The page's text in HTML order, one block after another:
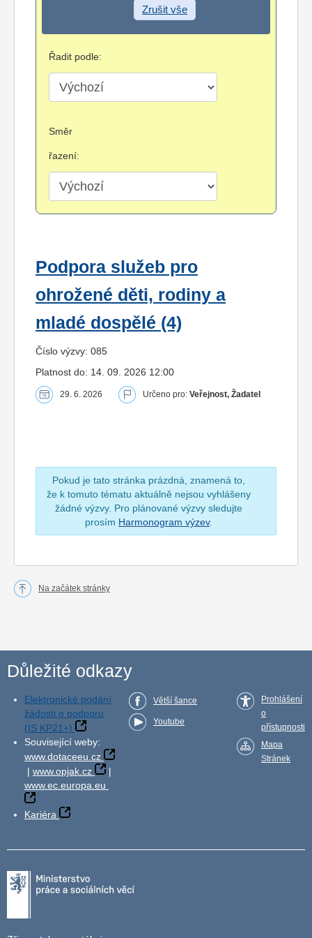
Zrušit vše
Řadit podle:
Směr
řazení:
Podpora služeb pro
ohrožené děti, rodiny a
mladé dospělé (4)
Číslo výzvy: 085
Platnost do: 14. 09. 2026 12:00
29. 6. 2026 Určeno pro: Veřejnost, Žadatel
Pokud je tato stránka prázdná, znamená to,
že k tomuto tématu aktuálně nejsou vyhlášeny
žádné výzvy. Pro plánované výzvy sledujte
prosím Harmonogram výzev.
Na začátek stránky
Důležité odkazy
Elektronické podání
žádosti o podporu
(IS KP21+)
Související weby:
www.dotaceeu.cz
| www.opjak.cz
|
www.ec.europa.eu
Kariéra
Větší šance
Youtube
Prohlášení
o
přístupnosti
Mapa
Stránek